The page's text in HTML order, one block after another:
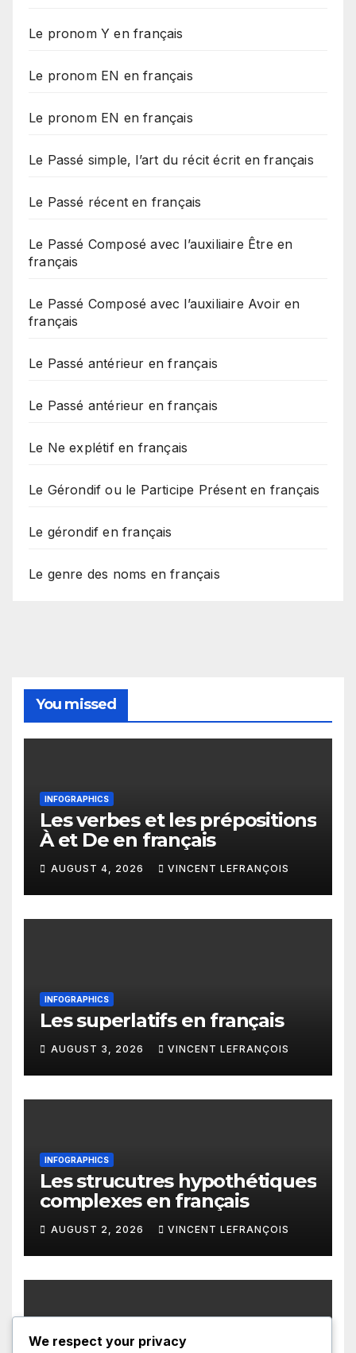
Le pronom Y en français
Le pronom EN en français
Le pronom EN en français
Le Passé simple, l’art du récit écrit en français
Le Passé récent en français
Le Passé Composé avec l’auxiliaire Être en
français
Le Passé Composé avec l’auxiliaire Avoir en
français
Le Passé antérieur en français
Le Passé antérieur en français
Le Ne explétif en français
Le Gérondif ou le Participe Présent en français
Le gérondif en français
Le genre des noms en français
You missed
INFOGRAPHICS
Les verbes et les prépositions
À et De en français
AUGUST 4, 2026 VINCENT LEFRANÇOIS
INFOGRAPHICS
Les superlatifs en français
AUGUST 3, 2026 VINCENT LEFRANÇOIS
INFOGRAPHICS
Les strucutres hypothétiques
complexes en français
AUGUST 2, 2026 VINCENT LEFRANÇOIS
INFOGRAPHICS
We respect your privacy